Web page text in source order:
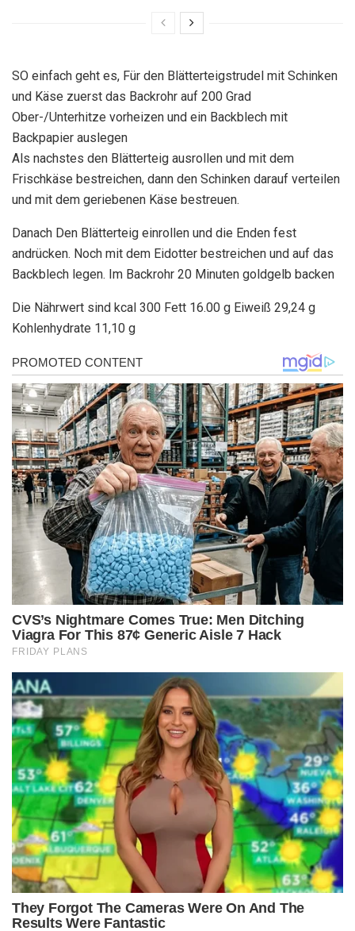
SO einfach geht es, Für den Blätterteigstrudel mit Schinken
und Käse zuerst das Backrohr auf 200 Grad
Ober-/Unterhitze vorheizen und ein Backblech mit
Backpapier auslegen
Als nachstes den Blätterteig ausrollen und mit dem
Frischkäse bestreichen, dann den Schinken darauf verteilen
und mit dem geriebenen Käse bestreuen.
Danach Den Blätterteig einrollen und die Enden fest
andrücken. Noch mit dem Eidotter bestreichen und auf das
Backblech legen. Im Backrohr 20 Minuten goldgelb backen
Die Nährwert sind kcal 300 Fett 16.00 g Eiweiß 29,24 g
Kohlenhydrate 11,10 g